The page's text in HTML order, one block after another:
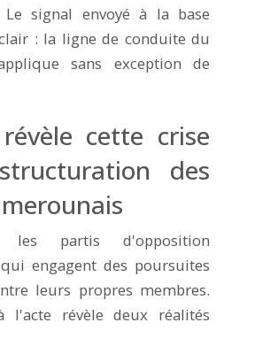
signal envoyé à la base
: la ligne de conduite du
sans exception de
cette crise
des
les partis d'opposition
engagent des poursuites
leurs propres membres.
l'acte révèle deux réalités